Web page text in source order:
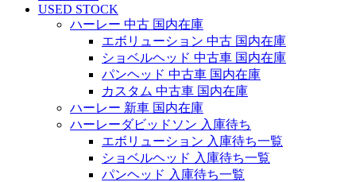
USED STOCK
ハーレー 中古 国内在庫
エボリューション 中古 国内在庫
ショベルヘッド 中古車 国内在庫
パンヘッド 中古車 国内在庫
カスタム 中古車 国内在庫
ハーレー 新車 国内在庫
ハーレーダビッドソン 入庫待ち
エボリューション 入庫待ち一覧
ショベルヘッド 入庫待ち一覧
パンヘッド 入庫待ち一覧